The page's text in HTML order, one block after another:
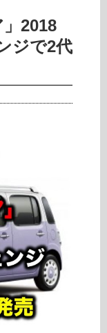
2018
ジで2代